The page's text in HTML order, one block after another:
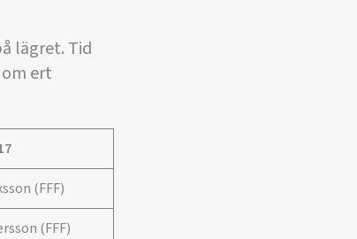
lägret. Tid
ert
(FFF)
(FFF)